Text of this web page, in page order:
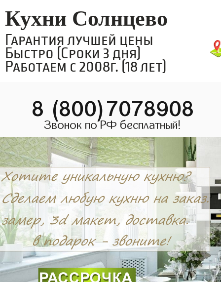
Кухни Солнцево
Гарантия лучшей цены
Быстро (Сроки 3 дня)
Работаем с 2008г. (18 лет)
8 (800)7078908
Звонок по РФ бесплатный!